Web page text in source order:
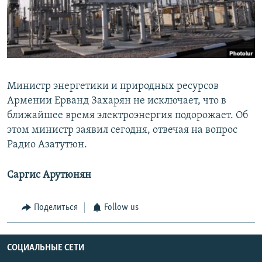
Հայերեն
English
Все сайты Радио Азатутюн
Министр энергетики и природных ресурсов
Армении Ерванд Захарян не исключает, что в
ближайшее время электроэнергия подорожает. Об
этом министр заявил сегодня, отвечая на вопрос
Радио Азатутюн.
Саргис Арутюнян
Поделиться Follow us
СОЦИАЛЬНЫЕ СЕТИ